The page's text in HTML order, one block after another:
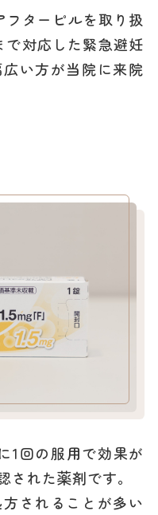
フターピルを取り扱
で対応した緊急避妊
い方が当院に来院
1回の服用で効果が
れた薬剤です。
されることが多い